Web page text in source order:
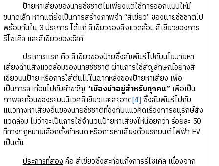
ป้ายหาเสียงของนายชัชชาติไม่เพียงแต่ใช้การออกแบบให้มี
ขนาดเล็ก หากแต่ยังเป็นการสร้างภาพจำ “สีเขียว” ของนายชัชชาติไป
พร้อมกันใน 3 ประการ ได้แก่ สีเขียวของสิ่งแวดล้อม สีเขียวของการ
รีไซเคิล และสีเขียวของฮัลค์
ประการแรกคือ สีเขียวของป้ายซึ่งสัมพันธ์ไปกับนโยบายหา
เสียงด้านสิ่งแวดล้อมของนายชัชชาติ ผ่านการใช้สัญลักษณ์อย่างสี
เขียวบนป้าย หรือการใส่ต้นไม้ในฉากหลังของป้ายหาเสียง เพื่อ
เป็นการสะท้อนไปกับคำขวัญ “เมืองน่าอยู่สำหรับทุกคน” เพื่อเป็น
ภาพสะท้อนของระบบนิเวศสีเขียวและสะอาด[4] ซึ่งสัมพันธ์ไปกับ
แนวทางหาเสียงอื่นของนายชัชชาติที่อิงกับแนวคิดเรื่องการอนุรักษ์สิ่ง
แวดล้อม ไม่ว่าจะเป็นการใช้จำนวนป้ายหาเสียงให้น้อยกว่า ร้อยละ 50
ที่ทางกฎหมายเลือกตั้งกำหนด หรือการหาเสียงด้วยรถยนต์ไฟฟ้า EV
เป็นต้น
ประการที่สองคือ สีเขียวซึ่งสะท้อนถึงการรีไซเคิล เนื่องจาก